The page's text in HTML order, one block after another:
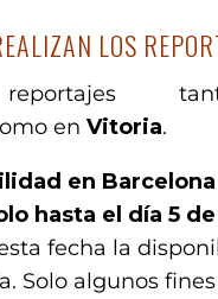
LOS
reportajes
en Vitoria.
en Barcelona
hasta el día 5
fecha la
Solo algunos